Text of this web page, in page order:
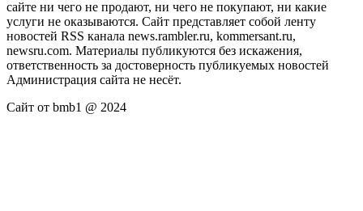
сайте ни чего не продают, ни чего не покупают, ни какие
услуги не оказываются. Сайт представляет собой ленту
новостей RSS канала news.rambler.ru, kommersant.ru,
newsru.com. Материалы публикуются без искажения,
ответственность за достоверность публикуемых новостей
Администрация сайта не несёт.
Сайт от bmb1 @ 2024